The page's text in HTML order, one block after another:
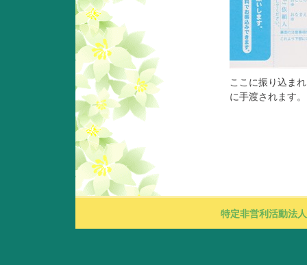
ここに振り込ま
に手渡されます。
特定非営利活動法